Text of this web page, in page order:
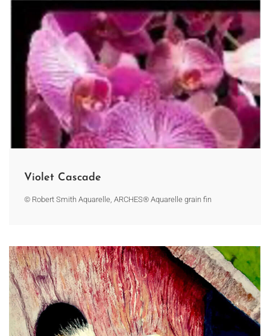
Violet Cascade
© Robert Smith Aquarelle, ARCHES® Aquarelle grain fin